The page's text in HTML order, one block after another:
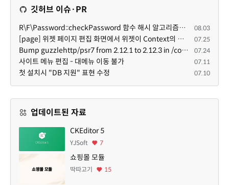
깃허브 이슈·PR
R\F\Password::checkPassword 함수 해시 알고리즘을 암시적으로 호출하는 경우 Argon2id 해시 비교 실패 08.03
[page] 위젯 페이지 편집 화면에서 위젯이 Context의 module_info를 덮어쓰면 저장이 ERR_ACT_IS_NOT_STANDALONE으로 실패 07.25
Bump guzzlehttp/psr7 from 2.12.1 to 2.12.3 in /common 07.24
사이트 메뉴 편집 - 대메뉴 이동 불가 07.11
첫 설치시 "DB 지원" 표현 수정 07.10
업데이트된 자료
CKEditor 5
YJSoft 7
쇼핑몰 모듈
딱따고기 15